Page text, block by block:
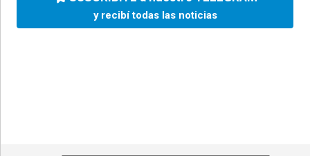
y recibí todas las noticias